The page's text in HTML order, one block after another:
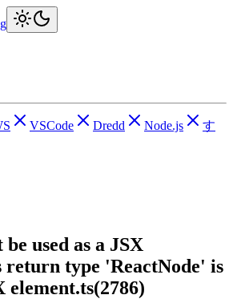
VSCode Dredd Node.js
す
used as a JSX
return type 'ReactNode' is
element.ts(2786)